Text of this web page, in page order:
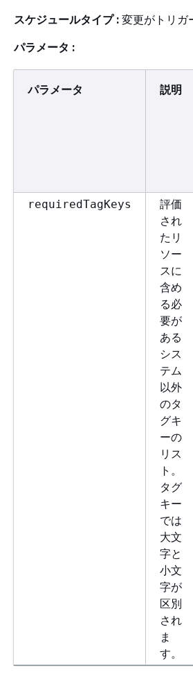
スケジュールタイプ : 変更がトリガ
パラメータ :
パラメータ 説明
requiredTagKeys
評価
され
たリ
ソー
スに
含め
る必
要が
ある
シス
テム
以外
のタ
グキ
ーの
リス
ト。
タグ
キー
では
大文
字と
小文
字が
区別
され
ま
す。